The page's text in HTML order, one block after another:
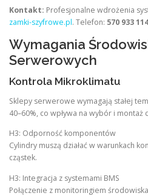
Kontakt: Profesjonalne wdrożenia
zamki-szyfrowe.pl. Telefon: 570 933 114
Wymagania
Serwerowych
Kontrola Mikroklimatu
Sklepy serwerowe wymagają stałej
40–60%, co wpływa na wybór i
H3: Odporność komponentów
Cylindry muszą działać w warunkach
cząstek.
H3: Integracja z systemami BMS
Połączenie z monitoringiem